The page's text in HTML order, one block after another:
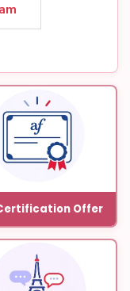
Offer